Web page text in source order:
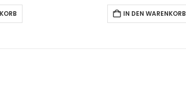
IN DEN WARENKORB